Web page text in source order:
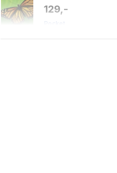
129,-